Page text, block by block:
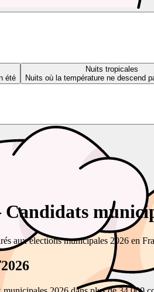
été
Nuits tropicales
Nuits où la température ne descend
aux élections municipales 2026 en